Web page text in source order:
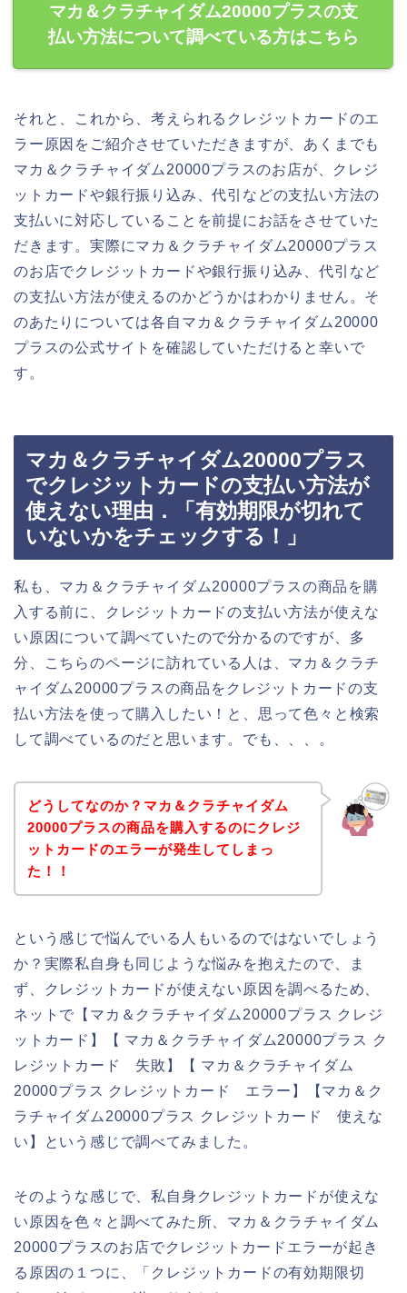
マカ＆クラチャイダム20000プラスの支
払い方法について調べている方はこちら
それと、これから、考えられるクレジットカードのエ
ラー原因をご紹介させていただきますが、あくまでも
マカ＆クラチャイダム20000プラスのお店が、クレジ
ットカードや銀行振り込み、代引などの支払い方法の
支払いに対応していることを前提にお話をさせていた
だきます。実際にマカ＆クラチャイダム20000プラス
のお店でクレジットカードや銀行振り込み、代引など
の支払い方法が使えるのかどうかはわかりません。そ
のあたりについては各自マカ＆クラチャイダム20000
プラスの公式サイトを確認していただけると幸いで
す。
マカ＆クラチャイダム20000プラス
でクレジットカードの支払い方法が
使えない理由．「有効期限が切れて
いないかをチェックする！」
私も、マカ＆クラチャイダム20000プラスの商品を購
入する前に、クレジットカードの支払い方法が使えな
い原因について調べていたので分かるのですが、多
分、こちらのページに訪れている人は、マカ＆クラチ
ャイダム20000プラスの商品をクレジットカードの支
払い方法を使って購入したい！と、思って色々と検索
して調べているのだと思います。でも、、、。
どうしてなのか？マカ＆クラチャイダム
20000プラスの商品を購入するのにクレジ
ットカードのエラーが発生してしまっ
た！！
という感じで悩んでいる人もいるのではないでしょう
か？実際私自身も同じような悩みを抱えたので、ま
ず、クレジットカードが使えない原因を調べるため、
ネットで【マカ＆クラチャイダム20000プラス クレジ
ットカード】【 マカ＆クラチャイダム20000プラス ク
レジットカード 失敗】【 マカ＆クラチャイダム
20000プラス クレジットカード エラー】【マカ＆ク
ラチャイダム20000プラス クレジットカード 使えな
い】という感じで調べてみました。
そのような感じで、私自身クレジットカードが使えな
い原因を色々と調べてみた所、マカ＆クラチャイダム
20000プラスのお店でクレジットカードエラーが起き
る原因の１つに、「クレジットカードの有効期限切